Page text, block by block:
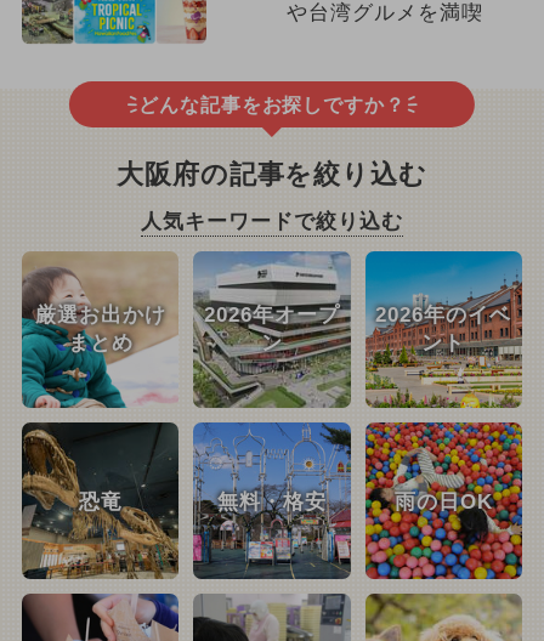
や台湾グルメを満喫
どんな記事をお探しですか？
大阪府の記事を絞り込む
人気キーワードで絞り込む
厳選お出かけ
まとめ
2026年オープ
ン
2026年のイベ
ント
恐竜 無料・格安 雨の日OK